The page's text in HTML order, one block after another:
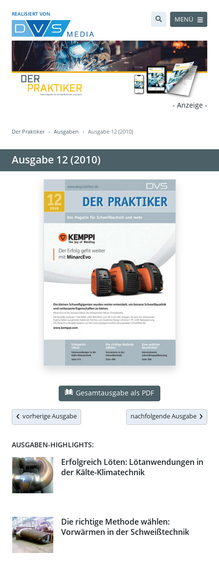
REALISIERT VON
MENÜ
- Anzeige -
Der Praktiker Ausgaben Ausgabe 12 (2010)
Ausgabe 12 (2010)
Gesamtausgabe als PDF
vorherige Ausgabe nachfolgende Ausgabe
AUSGABEN-HIGHLIGHTS:
Erfolgreich Löten: Lötanwendungen in
der Kälte-Klimatechnik
Die richtige Methode wählen:
Vorwärmen in der Schweißtechnik